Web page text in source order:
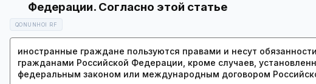
QONUNHOI RF
иностранные граждане пользуются правами и несут
гражданами Российской Федерации, кроме случаев,
федеральным законом или международным договором